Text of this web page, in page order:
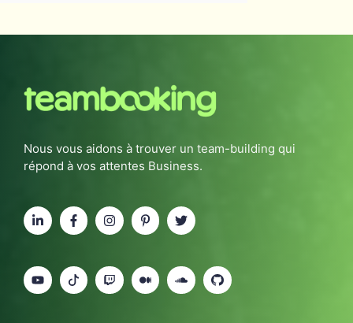
Nous vous aidons à trouver un team-building qui
répond à vos attentes Business.